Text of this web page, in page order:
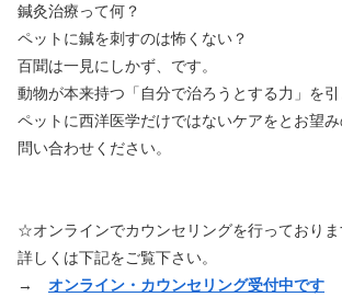
鍼灸治療って何？
ペットに鍼を刺すのは怖くない？
百聞は一見にしかず、です。
動物が本来持つ「自分で治ろうとする力」を引
ペットに西洋医学だけではないケアをとお望
問い合わせください。
☆オンラインでカウンセリングを行っておりま
詳しくは下記をご覧下さい。
→ オンライン・カウンセリング受付中です